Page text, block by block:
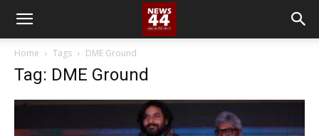
Home Tags DME Ground
Tag: DME Ground